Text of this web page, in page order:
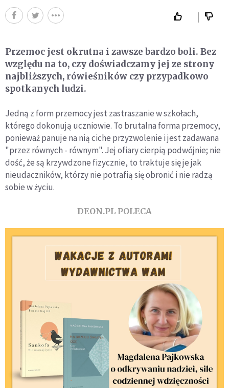
Przemoc jest okrutna i zawsze bardzo boli. Bez
względu na to, czy doświadczamy jej ze strony
najbliższych, rówieśników czy przypadkowo
spotkanych ludzi.
Jedną z form przemocy jest zastraszanie w szkołach,
którego dokonują uczniowie. To brutalna forma przemocy,
ponieważ panuje na nią ciche przyzwolenie i jest zadawana
"przez równych - równym". Jej ofiary cierpią podwójnie; nie
dość, że są krzywdzone fizycznie, to traktuje się je jak
nieudaczników, którzy nie potrafią się obronić i nie radzą
sobie w życiu.
DEON.PL POLECA